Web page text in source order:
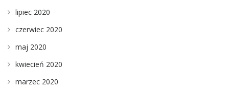
lipiec 2020
czerwiec 2020
maj 2020
kwiecień 2020
marzec 2020